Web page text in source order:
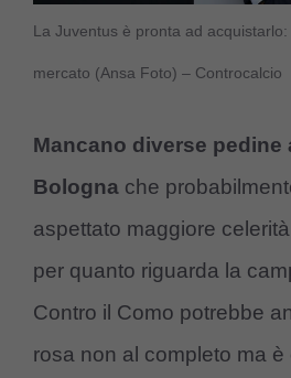
La Juventus è pronta ad
mercato (Ansa Foto) – Controcalcio
Mancano diverse pedine
Bologna che
aspettato maggiore
per quanto riguarda la
Contro il Como potrebbe
rosa non al completo ma è